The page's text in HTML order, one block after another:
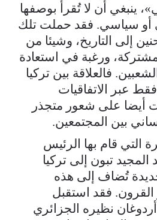
ينبغي أن لا تُقرأ بوصفها
أو سياسي. فقد حملت تلك
إلى التاريخ، وشيئا من
ورغبة في استعادة
فالعلاقة بين تركيا
عبر الاتفاقيات
أيضا على شعور متجذر
بين المجتمعين.
التي قام بها الرئيس
المجيد تبون إلى تركيا
تُضاف إلى هذه
القرون. فقد استقبل
نظيره الجزائري